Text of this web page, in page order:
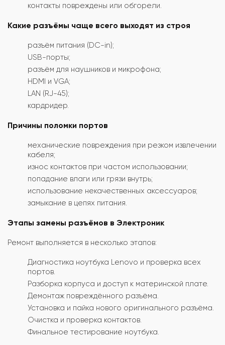
контакты повреждены или обгорели.
Какие разъёмы чаще всего выходят из строя
разъём питания (DC-in);
USB-порты;
разъём для наушников и микрофона;
HDMI и VGA;
LAN (RJ-45);
кардридер.
Причины поломки портов
механические повреждения при резком извлечении
кабеля;
износ контактов при частом использовании;
попадание влаги или грязи внутрь;
использование некачественных аксессуаров;
замыкание в цепях питания.
Этапы замены разъёмов в Электроник
Ремонт выполняется в несколько этапов:
Диагностика ноутбука Lenovo и проверка всех
портов.
Разборка корпуса и доступ к материнской плате.
Демонтаж повреждённого разъёма.
Установка и пайка нового оригинального разъёма.
Очистка и проверка контактов.
Финальное тестирование ноутбука.